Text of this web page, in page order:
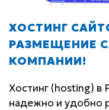
ХОСТИНГ
РАЗМЕЩЕНИЕ
КОМПАНИИ!
Хостинг (hosting) в
надежно и удобно